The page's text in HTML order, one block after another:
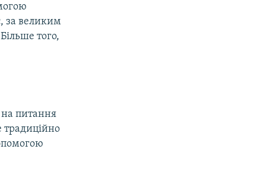
за великим
того,
на питання
традиційно